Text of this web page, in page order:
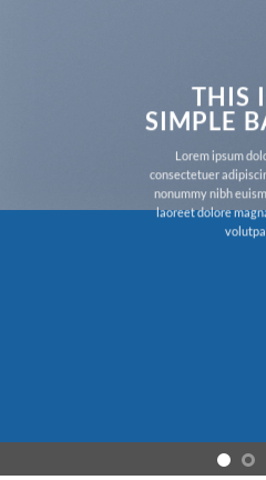
THIS
SIMPLE
Lorem ipsum
consectetuer
nonummy nibh
laoreet dolore